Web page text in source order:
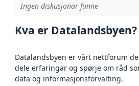
Ingen diskusjonar funne
Kva er Datalandsbyen?
Datalandsbyen er vårt nettforum
dele erfaringar og spørje om råd
data og informasjonsforvalting.